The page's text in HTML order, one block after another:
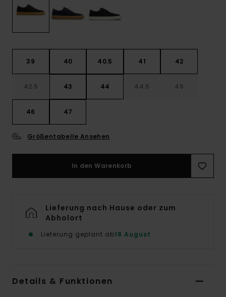
39 40 40.5 41 42
42.5 43 44 44.5 45
46 47
Größentabelle Ansehen
In den Warenkorb
Lieferung nach Hause oder zum
Abholort
Lieferung geplant ab18 August
Details & Funktionen